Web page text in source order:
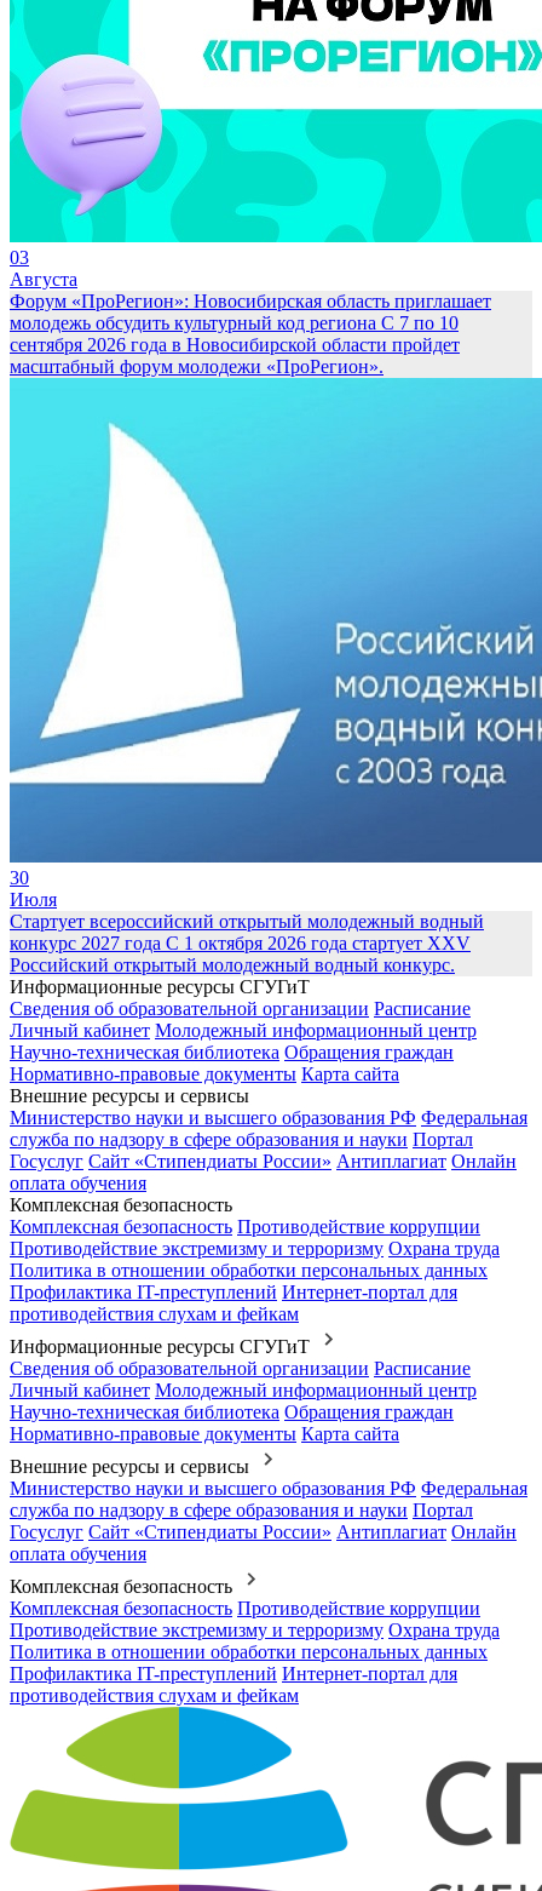
03
Августа
Форум «ПроРегион»: Новосибирская область приглашает
молодежь обсудить культурный код региона С 7 по 10
сентября 2026 года в Новосибирской области пройдет
масштабный форум молодежи «ПроРегион».
30
Июля
Стартует всероссийский открытый молодежный водный
конкурс 2027 года С 1 октября 2026 года стартует XXV
Российский открытый молодежный водный конкурс.
Информационные ресурсы СГУГиТ
Сведения об образовательной организации Расписание
Личный кабинет Молодежный информационный центр
Научно-техническая библиотека Обращения граждан
Нормативно-правовые документы Карта сайта
Внешние ресурсы и сервисы
Министерство науки и высшего образования РФ Федеральная
служба по надзору в сфере образования и науки Портал
Госуслуг Сайт «Стипендиаты России» Антиплагиат Онлайн
оплата обучения
Комплексная безопасность
Комплексная безопасность Противодействие коррупции
Противодействие экстремизму и терроризму Охрана труда
Политика в отношении обработки персональных данных
Профилактика IT-преступлений Интернет-портал для
противодействия слухам и фейкам
Информационные ресурсы СГУГиТ
Сведения об образовательной организации Расписание
Личный кабинет Молодежный информационный центр
Научно-техническая библиотека Обращения граждан
Нормативно-правовые документы Карта сайта
Внешние ресурсы и сервисы
Министерство науки и высшего образования РФ Федеральная
служба по надзору в сфере образования и науки Портал
Госуслуг Сайт «Стипендиаты России» Антиплагиат Онлайн
оплата обучения
Комплексная безопасность
Комплексная безопасность Противодействие коррупции
Противодействие экстремизму и терроризму Охрана труда
Политика в отношении обработки персональных данных
Профилактика IT-преступлений Интернет-портал для
противодействия слухам и фейкам